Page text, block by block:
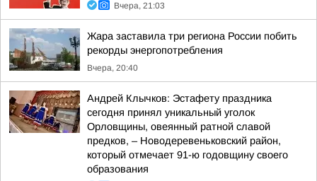
Вчера, 21:03
Жара заставила три региона России побить
рекорды энергопотребления
Вчера, 20:40
Андрей Клычков: Эстафету праздника
сегодня принял уникальный уголок
Орловщины, овеянный ратной славой
предков, – Новодеревеньковский район,
который отмечает 91-ю годовщину своего
образования